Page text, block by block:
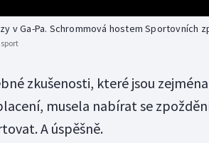
v Ga-Pa. Schrommová hostem Sportovních
sport
zkušenosti, které jsou
musela nabírat se
A úspěšně.